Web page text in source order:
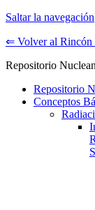
Saltar la navegación
⇐ Volver al Rincón
Repositorio
Repositorio
Conceptos